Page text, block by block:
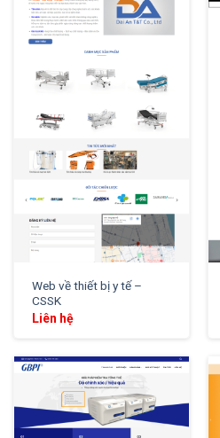
Web về thiết bị y tế –
CSSK
Liên hệ
XEM THỬ